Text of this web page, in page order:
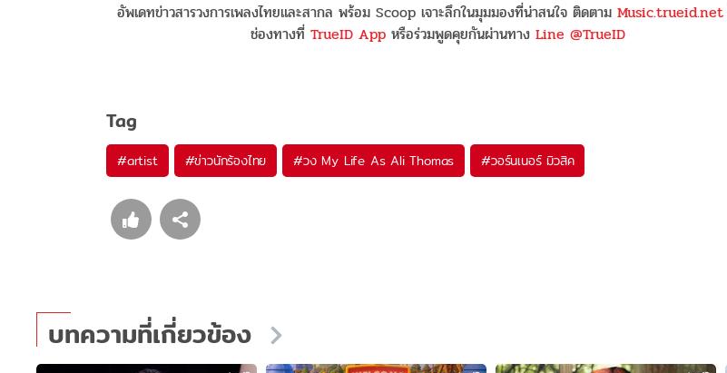
อัพเดทข่าวสารวงการเพลงไทยและสากล พร้อม Scoop เจาะลึกในมุมมองที่น่าสนใจ ติดตาม Music.trueid.net
ช่องทางที่ TrueID Appหรือร่วมพูดคุยกันผ่านทาง Line @TrueID
Tag
#artist #ข่าวนักร้องไทย #วง My Life As Ali Thomas #วอร์นเนอร์ มิวสิค
บทความที่เกี่ยวข้อง